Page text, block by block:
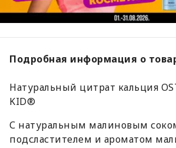
Подробная информация о
Натуральный цитрат кальция
KID®
С натуральным малиновым
подсластителем и ароматом